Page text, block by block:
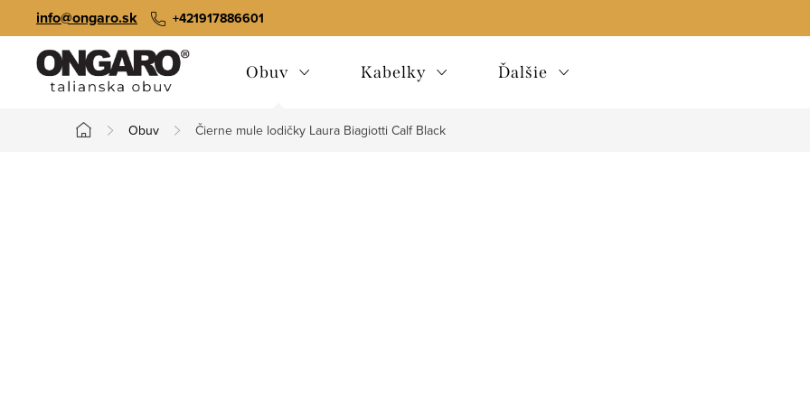
na
+421917886601
info@ongaro.sk
Obuv Kabelky Ďalšie
Domov
Obuv Čierne mule lodičky Laura Biagiotti Calf Black